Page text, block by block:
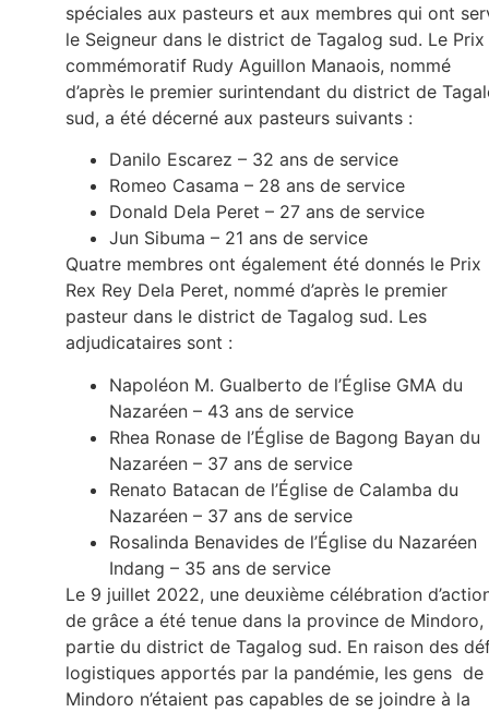
spéciales aux pasteurs et aux membres qui ont
le Seigneur dans le district de Tagalog sud. Le Prix
commémoratif Rudy Aguillon Manaois, nommé
d’après le premier surintendant du district de
sud, a été décerné aux pasteurs suivants :
Danilo Escarez – 32 ans de service
Romeo Casama – 28 ans de service
Donald Dela Peret – 27 ans de service
Jun Sibuma – 21 ans de service
Quatre membres ont également été donnés le Prix
Rex Rey Dela Peret, nommé d’après le premier
pasteur dans le district de Tagalog sud. Les
adjudicataires sont :
Napoléon M. Gualberto de l’Église GMA du
Nazaréen – 43 ans de service
Rhea Ronase de l’Église de Bagong Bayan du
Nazaréen – 37 ans de service
Renato Batacan de l’Église de Calamba du
Nazaréen – 37 ans de service
Rosalinda Benavides de l’Église du Nazaréen
Indang – 35 ans de service
Le 9 juillet 2022, une deuxième célébration
de grâce a été tenue dans la province de Mindoro,
partie du district de Tagalog sud. En raison des
logistiques apportés par la pandémie, les gens de
Mindoro n’étaient pas capables de se joindre à la